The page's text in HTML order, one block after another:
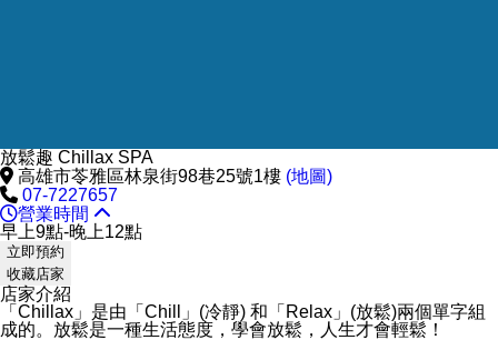
放鬆趣 Chillax SPA
高雄市苓雅區林泉街98巷25號1樓 (地圖)
07-7227657
營業時間
早上9點-晚上12點
立即預約
收藏店家
店家介紹
「Chillax」是由「Chill」(冷靜) 和「Relax」(放鬆)兩個單字組
成的。放鬆是一種生活態度，學會放鬆，人生才會輕鬆！